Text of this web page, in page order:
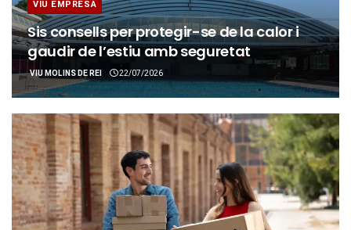
VIU EMPRESA
Sis consells per protegir-se de la calor i
gaudir de l’estiu amb seguretat
VIU MOLINS DE REI 22/07/2026